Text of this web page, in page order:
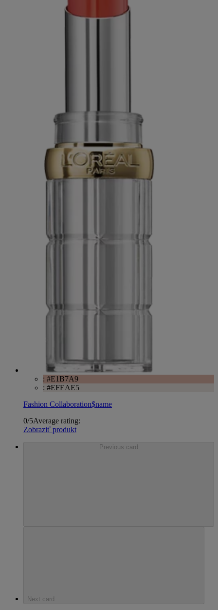
: #E1B7A9
: #EFEAE5
Fashion Collaboration$name
0/5Average rating:
Zobraziť produkt
Previous card
Next card